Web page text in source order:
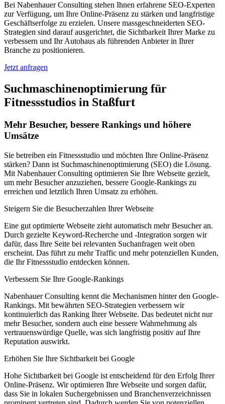
Bei Nabenhauer Consulting stehen Ihnen erfahrene SEO-Experten
zur Verfügung, um Ihre Online-Präsenz zu stärken und langfristige
Geschäftserfolge zu erzielen. Unsere massgeschneiderten SEO-
Strategien sind darauf ausgerichtet, die Sichtbarkeit Ihrer Marke zu
verbessern und Ihr Autohaus als führenden Anbieter in Ihrer
Branche zu positionieren.
Jetzt anfragen
Suchmaschinenoptimierung für
Fitnessstudios in Staßfurt
Mehr Besucher, bessere Rankings und höhere
Umsätze
Sie betreiben ein Fitnessstudio und möchten Ihre Online-Präsenz
stärken? Dann ist Suchmaschinenoptimierung (SEO) die Lösung.
Mit Nabenhauer Consulting optimieren Sie Ihre Webseite gezielt,
um mehr Besucher anzuziehen, bessere Google-Rankings zu
erreichen und letztlich Ihren Umsatz zu erhöhen.
Steigern Sie die Besucherzahlen Ihrer Webseite
Eine gut optimierte Webseite zieht automatisch mehr Besucher an.
Durch gezielte Keyword-Recherche und -Integration sorgen wir
dafür, dass Ihre Seite bei relevanten Suchanfragen weit oben
erscheint. Das führt zu mehr Traffic und mehr potenziellen Kunden,
die Ihr Fitnessstudio entdecken können.
Verbessern Sie Ihre Google-Rankings
Nabenhauer Consulting kennt die Mechanismen hinter den Google-
Rankings. Mit bewährten SEO-Strategien verbessern wir
kontinuierlich das Ranking Ihrer Webseite. Das bedeutet nicht nur
mehr Besucher, sondern auch eine bessere Wahrnehmung als
vertrauenswürdige Quelle, was sich langfristig positiv auf Ihre
Reputation auswirkt.
Erhöhen Sie Ihre Sichtbarkeit bei Google
Hohe Sichtbarkeit bei Google ist entscheidend für den Erfolg Ihrer
Online-Präsenz. Wir optimieren Ihre Webseite und sorgen dafür,
dass Sie in lokalen Suchergebnissen und Branchenverzeichnissen